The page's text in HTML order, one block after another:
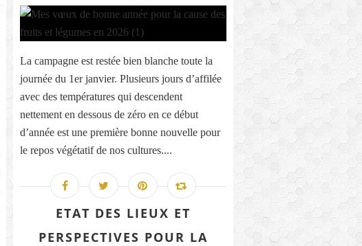
La campagne est restée bien blanche toute la
journée du 1er janvier. Plusieurs jours d’affilée
avec des températures qui descendent
nettement en dessous de zéro en ce début
d’année est une première bonne nouvelle pour
le repos végétatif de nos cultures....
ETAT DES LIEUX ET
PERSPECTIVES POUR LA